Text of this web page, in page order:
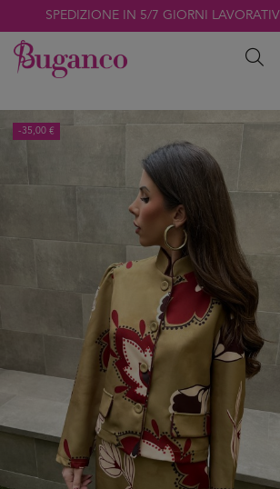
SPEDIZIONE IN 5/7 GIORNI LAVORATIVI
-35,00 €